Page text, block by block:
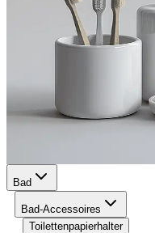
Bad
Bad-Accessoires
Toilettenpapierhalter